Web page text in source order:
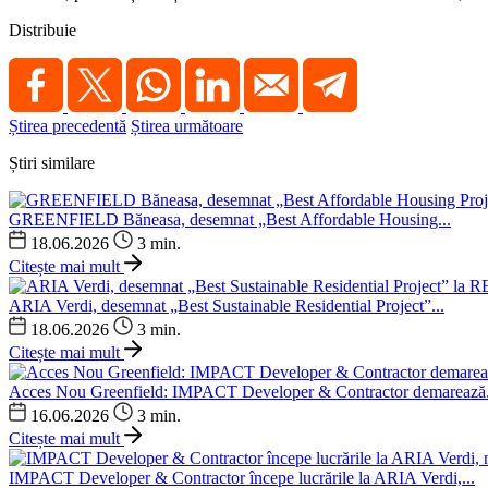
Distribuie
Știrea precedentă Știrea următoare
Știri similare
GREENFIELD Băneasa, desemnat „Best Affordable Housing...
18.06.2026
3 min.
Citește mai mult
ARIA Verdi, desemnat „Best Sustainable Residential Project”...
18.06.2026
3 min.
Citește mai mult
Acces Nou Greenfield: IMPACT Developer & Contractor
16.06.2026
3 min.
Citește mai mult
IMPACT Developer & Contractor începe lucrările la ARIA Verdi,...